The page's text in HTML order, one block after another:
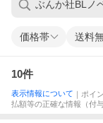
価格帯 送料
10件
表示情報について ｜ポイ
払額等の正確な情報（付